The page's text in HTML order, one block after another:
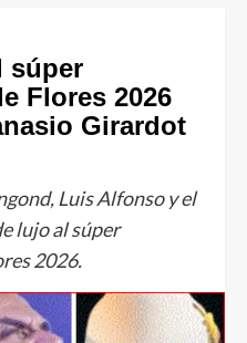
súper
Flores 2026
Girardot
Luis Alfonso y el
lujo al súper
2026.